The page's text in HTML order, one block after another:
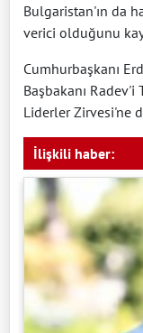
Bulgaristan'ın da
verici olduğunu
Cumhurbaşkanı
Başbakanı
Liderler Zirvesi'ne
İlişkili haber: